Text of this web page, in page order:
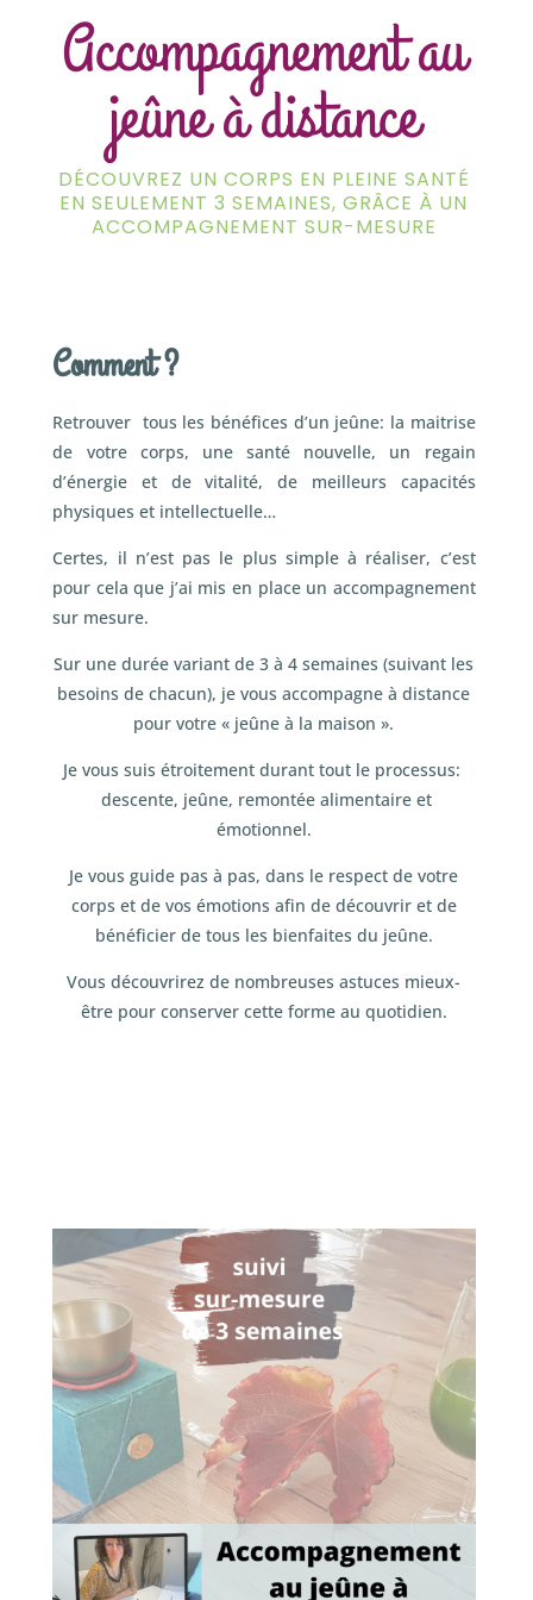
Accompagnement au
jeûne à distance
DÉCOUVREZ UN CORPS EN PLEINE SANTÉ
EN SEULEMENT 3 SEMAINES, GRÂCE À UN
ACCOMPAGNEMENT SUR-MESURE
Comment ?
Retrouver tous les bénéfices d’un jeûne: la maitrise
de votre corps, une santé nouvelle, un regain
d’énergie et de vitalité, de meilleurs capacités
physiques et intellectuelle…
Certes, il n’est pas le plus simple à réaliser, c’est
pour cela que j’ai mis en place un accompagnement
sur mesure.
Sur une durée variant de 3 à 4 semaines (suivant les
besoins de chacun), je vous accompagne à distance
pour votre « jeûne à la maison ».
Je vous suis étroitement durant tout le processus:
descente, jeûne, remontée alimentaire et
émotionnel.
Je vous guide pas à pas, dans le respect de votre
corps et de vos émotions afin de découvrir et de
bénéficier de tous les bienfaites du jeûne.
Vous découvrirez de nombreuses astuces mieux-
être pour conserver cette forme au quotidien.